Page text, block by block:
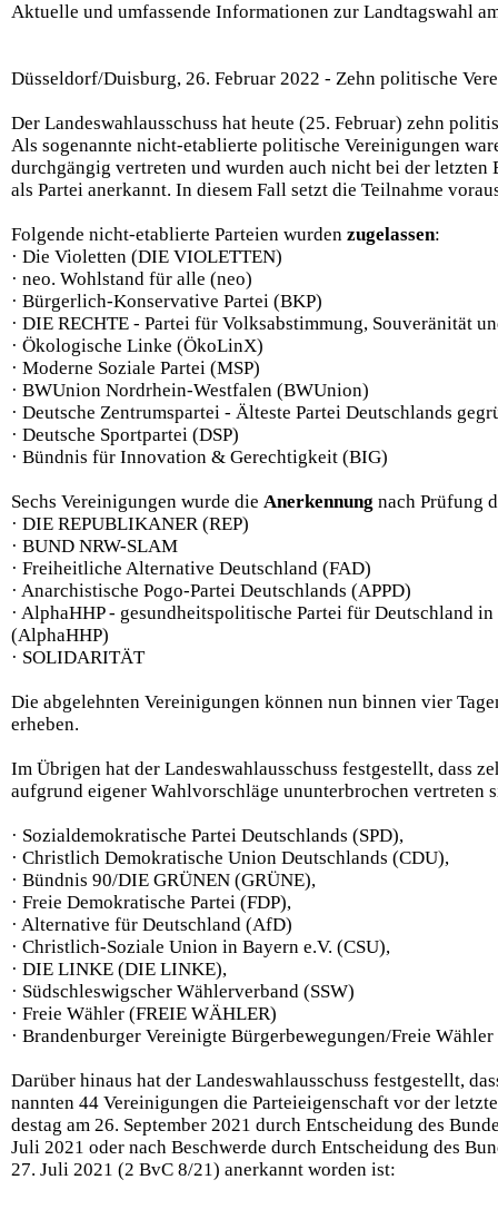
Aktuelle und umfassende Informationen zur Landtagswahl
Düsseldorf/Duisburg, 26. Februar 2022 - Zehn politische
Der Landeswahlausschuss hat heute (25. Februar) zehn
Als sogenannte nicht-etablierte politische Vereinigungen
durchgängig vertreten und wurden auch nicht bei der letzten
als Partei anerkannt. In diesem Fall setzt die Teilnahme
Folgende nicht-etablierte Parteien wurden zugelassen:
· Die Violetten (DIE VIOLETTEN)
· neo. Wohlstand für alle (neo)
· Bürgerlich-Konservative Partei (BKP)
· DIE RECHTE - Partei für Volksabstimmung, Souveränität
· Ökologische Linke (ÖkoLinX)
· Moderne Soziale Partei (MSP)
· BWUnion Nordrhein-Westfalen (BWUnion)
· Deutsche Zentrumspartei - Älteste Partei Deutschlands
· Deutsche Sportpartei (DSP)
· Bündnis für Innovation & Gerechtigkeit (BIG)
Sechs Vereinigungen wurde die Anerkennung nach Prüfung
· DIE REPUBLIKANER (REP)
· BUND NRW-SLAM
· Freiheitliche Alternative Deutschland (FAD)
· Anarchistische Pogo-Partei Deutschlands (APPD)
· AlphaHHP - gesundheitspolitische Partei für Deutschland in
(AlphaHHP)
· SOLIDARITÄT
Die abgelehnten Vereinigungen können nun binnen vier
erheben.
Im Übrigen hat der Landeswahlausschuss festgestellt, dass
aufgrund eigener Wahlvorschläge ununterbrochen vertreten
· Sozialdemokratische Partei Deutschlands (SPD),
· Christlich Demokratische Union Deutschlands (CDU),
· Bündnis 90/DIE GRÜNEN (GRÜNE),
· Freie Demokratische Partei (FDP),
· Alternative für Deutschland (AfD)
· Christlich-Soziale Union in Bayern e.V. (CSU),
· DIE LINKE (DIE LINKE),
· Südschleswigscher Wählerverband (SSW)
· Freie Wähler (FREIE WÄHLER)
· Brandenburger Vereinigte Bürgerbewegungen/Freie
Darüber hinaus hat der Landeswahlausschuss festgestellt,
nannten 44 Vereinigungen die Parteieigenschaft vor der
destag am 26. September 2021 durch Entscheidung des
Juli 2021 oder nach Beschwerde durch Entscheidung des
27. Juli 2021 (2 BvC 8/21) anerkannt worden ist: